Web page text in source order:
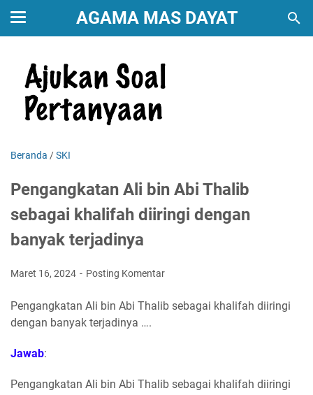
AGAMA MAS DAYAT
Beranda /SKI
Pengangkatan Ali bin Abi Thalib
sebagai khalifah diiringi dengan
banyak terjadinya
Maret 16, 2024 Posting Komentar
Pengangkatan Ali bin Abi Thalib sebagai khalifah diiringi
dengan banyak terjadinya ….
Jawab:
Pengangkatan Ali bin Abi Thalib sebagai khalifah diiringi